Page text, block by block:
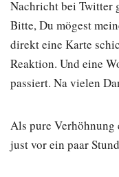
Nachricht bei Twitter
Bitte, Du mögest
direkt eine Karte
Reaktion. Und eine
passiert. Na vielen
Als pure Verhöhnung
just vor ein paar